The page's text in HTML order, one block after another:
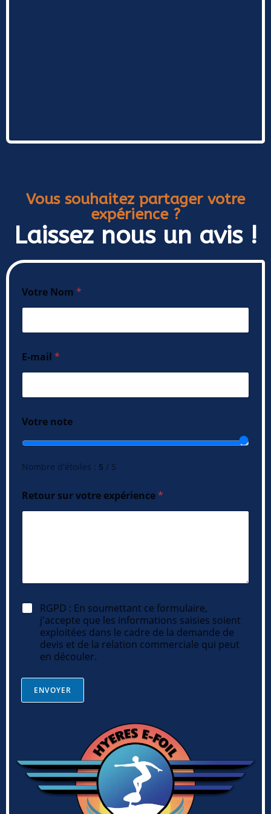
Vous souhaitez partager votre
expérience ?
Laissez nous un avis !
Votre Nom *
E-mail *
Votre note
Nombre d'étoiles : 5 / 5
Retour sur votre expérience*
R
RGPD : En soumettant ce formulaire,
j'accepte que les informations saisies soient
exploitées dans le cadre de la demande de
devis et de la relation commerciale qui peut
en découler.
ENVOYER